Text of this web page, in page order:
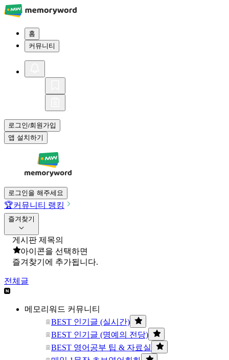
홈
커뮤니티
로그인/회원가입
앱 설치하기
로그인을 해주세요
🏆커뮤니티 랭킹
즐겨찾기
게시판 제목의
아이콘을 선택하면
즐겨찾기에 추가됩니다.
전체글
메모리워드 커뮤니티
BEST 인기글 (실시간)
BEST 인기글 (명예의 전당)
BEST 영어공부 팁 & 자료실